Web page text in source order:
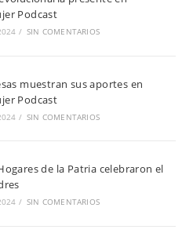
Podcast
/ SIN COMENTARIOS
muestran sus aportes en
Podcast
/ SIN COMENTARIOS
de la Patria celebraron el
/ SIN COMENTARIOS